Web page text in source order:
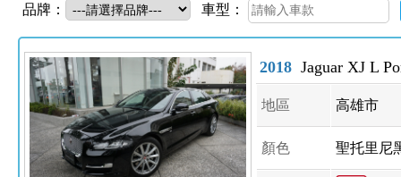
品牌： 車型：
2018 Jaguar XJ L
地區 高雄市
顏色 聖托里尼